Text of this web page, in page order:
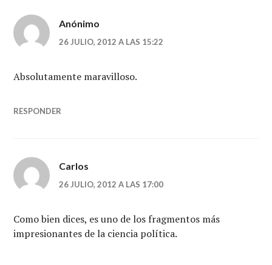
Anónimo
26 JULIO, 2012 A LAS 15:22
Absolutamente maravilloso.
RESPONDER
Carlos
26 JULIO, 2012 A LAS 17:00
Como bien dices, es uno de los fragmentos más
impresionantes de la ciencia política.